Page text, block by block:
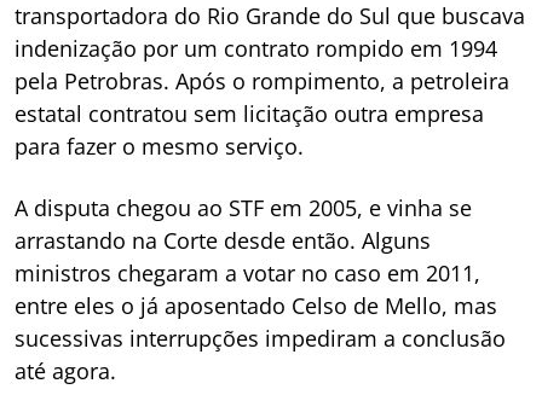
transportadora do Rio Grande do Sul que buscava
indenização por um contrato rompido em 1994
pela Petrobras. Após o rompimento, a petroleira
estatal contratou sem licitação outra empresa
para fazer o mesmo serviço.
A disputa chegou ao STF em 2005, e vinha se
arrastando na Corte desde então. Alguns
ministros chegaram a votar no caso em 2011,
entre eles o já aposentado Celso de Mello, mas
sucessivas interrupções impediram a conclusão
até agora.